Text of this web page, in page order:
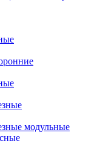
модульные